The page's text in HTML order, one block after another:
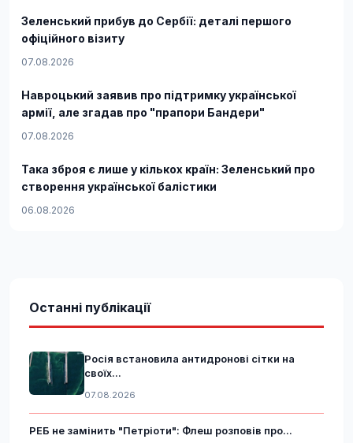
Зеленський прибув до Сербії: деталі першого
офіційного візиту
07.08.2026
Навроцький заявив про підтримку української
армії, але згадав про "прапори Бандери"
07.08.2026
Така зброя є лише у кількох країн: Зеленський про
створення української балістики
06.08.2026
Останні публікації
Росія встановила антидронові сітки на
своїх...
07.08.2026
РЕБ не замінить "Петріоти": Флеш розповів про...